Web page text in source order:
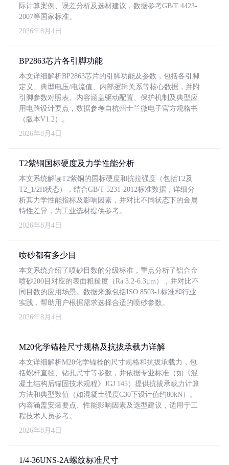
际计算案例、误差分析及选材建议，数据参考GB/T 4423-
2007等国家标准。
2026年8月4日
BP2863芯片各引脚功能
本文详细解析BP2863芯片的引脚功能及参数，包括各引脚
定义、典型电压/电流值、内部逻辑关系等核心数据，并附
引脚参数对照表。内容涵盖驱动配置、保护机制及典型应
用电路设计要点，数据参考自杭州士兰微电子官方规格书
（版本V1.2）。
2026年8月4日
T2紫铜国标硬度及力学性能分析
本文系统解读T2紫铜的国标硬度和抗拉强度（包括T2及
T2_1/2H状态），结合GB/T 5231-2012标准数据，详细分
析其力学性能指标及影响因素，并对比不同状态下的金属
特性差异，为工业选材提供参考。
2026年8月4日
喷砂都有多少目
本文系统介绍了喷砂目数的分级标准，重点分析了铝合金
喷砂200目对应的表面粗糙度（Ra 3.2-6.3μm），并对比不
同目数的应用场景。数据来源包括ISO 8503-1标准和行业
实践，帮助用户根据需求选择合适的喷砂参数。
2026年8月4日
M20化学锚栓尺寸规格及抗拔承载力详解
本文详细解析M20化学锚栓的尺寸规格和抗拔承载力，包
括螺杆直径、钻孔尺寸等参数，并依据专业标准（如《混
凝土结构后锚固技术规程》JGJ 145）提供抗拔承载力计算
方法和典型数值（如混凝土强度C30下设计值约80kN）。
内容涵盖安装要点、性能影响因素及选型建议，适用于工
程技术人员参考。
2026年8月4日
1/4-36UNS-2A螺纹标准尺寸